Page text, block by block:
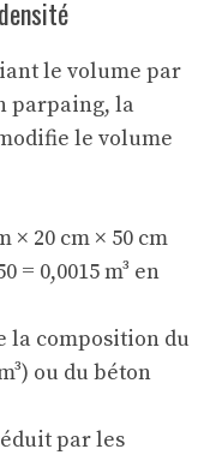
le volume par
parpaing, la
le volume
× 20 cm × 50 cm
= 0,0015 m³ en
la composition du
ou du béton
par les